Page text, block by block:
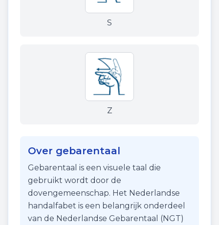
S
Z
Over gebarentaal
Gebarentaal is een visuele taal die
gebruikt wordt door de
dovengemeenschap. Het Nederlandse
handalfabet is een belangrijk onderdeel
van de Nederlandse Gebarentaal (NGT)